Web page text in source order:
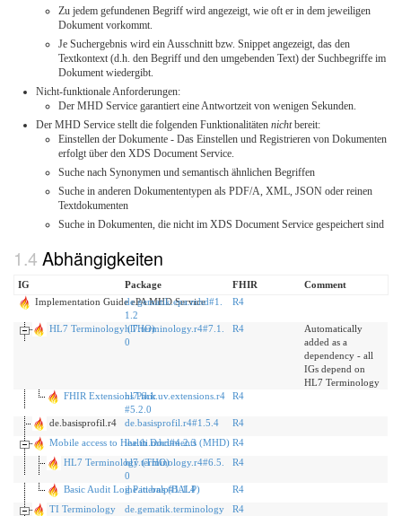
Zu jedem gefundenen Begriff wird angezeigt, wie oft er in dem jeweiligen
Dokument vorkommt.
Je Suchergebnis wird ein Ausschnitt bzw. Snippet angezeigt, das den
Textkontext (d.h. den Begriff und den umgebenden Text) der Suchbegriffe im
Dokument wiedergibt.
Nicht-funktionale Anforderungen:
Der MHD Service garantiert eine Antwortzeit von wenigen Sekunden.
Der MHD Service stellt die folgenden Funktionalitäten nichtbereit:
Einstellen der Dokumente - Das Einstellen und Registrieren von Dokumenten
erfolgt über den XDS Document Service.
Suche nach Synonymen und semantisch ähnlichen Begriffen
Suche in anderen Dokumententypen als PDF/A, XML, JSON oder reinen
Textdokumenten
Suche in Dokumenten, die nicht im XDS Document Service gespeichert sind
Abhängigkeiten
IG Package FHIR
Comment
Implementation Guide ePA MHD Service
de.gematik.epa.mhd#1.
1.2
R4
HL7 Terminology (THO)hl7.terminology.r4#7.1.
0
R4
Automatically
added as a
dependency - all
IGs depend on
HL7 Terminology
FHIR Extensions Packhl7.fhir.uv.extensions.r4
#5.2.0
R4
de.basisprofil.r4 de.basisprofil.r4#1.5.4
R4
Mobile access to Health Documents (MHD)
ihe.iti.mhd#4.2.3
R4
HL7 Terminology (THO)hl7.terminology.r4#6.5.
0
R4
Basic Audit Log Patterns (BALP)
ihe.iti.balp#1.1.4
R4
TI Terminology
de.gematik.terminology
R4